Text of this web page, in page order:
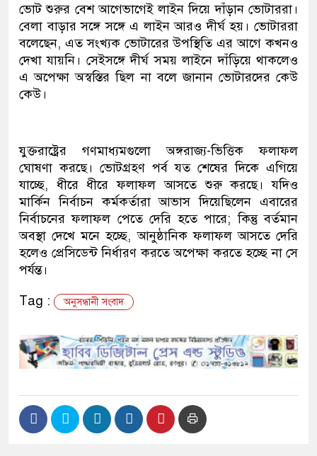
ভোট শুরুর বেশ আগেভাগেই লাইন দিয়ে দাঁড়ান ভোটাররা।
বেলা বাড়ার সঙ্গে সঙ্গে এ লাইন আরও দীর্ঘ হয়। ভোটাররা
বলেছেন, এত সংখ্যক ভোটারের উপস্থিতি এর আগে কখনও
দেখা যায়নি। সেইসঙ্গে দীর্ঘ সময় লাইনে দাঁড়িয়ে থাকলেও
এ অপেক্ষা অস্বস্তির ছিল না বলে জানান ভোটারদের কেউ
কেউ।
যুক্তরাষ্ট্রের গণমাধ্যমগুলো অঙ্গরাজ্য-ভিত্তিক ফলাফল
ঘোষণা করছে। ভোটগ্রহণ পর্ব যত শেষের দিকে এগিয়ে
যাচ্ছে, ধীরে ধীরে ফলাফল আসতে শুরু করছে। যদিও
মার্কিন নির্বাচন কর্মকর্তারা আভাস দিয়েছিলেন এবারের
নির্বাচনের ফলাফল পেতে দেরি হতে পারে; কিন্তু বর্তমান
অবস্থা দেখে মনে হচ্ছে, আনুষ্ঠানিক ফলাফল আসতে দেরি
হলেও প্রেসিডেন্ট নির্ধারণ করতে অপেক্ষা করতে হচ্ছে না সে
পর্যন্ত।
Tag :
অনুসন্ধানী সংবাদ